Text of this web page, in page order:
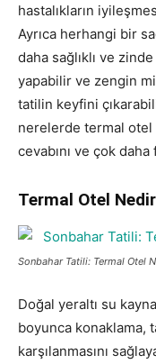
hastalıkların
Ayrıca herhangi bir
daha sağlıklı ve
yapabilir ve zengin
tatilin keyfini
nerelerde termal otel
cevabını ve çok
Termal Otel
Sonbahar Tatili: Termal Otel
Doğal yeraltı su
boyunca konaklama,
karşılanmasını